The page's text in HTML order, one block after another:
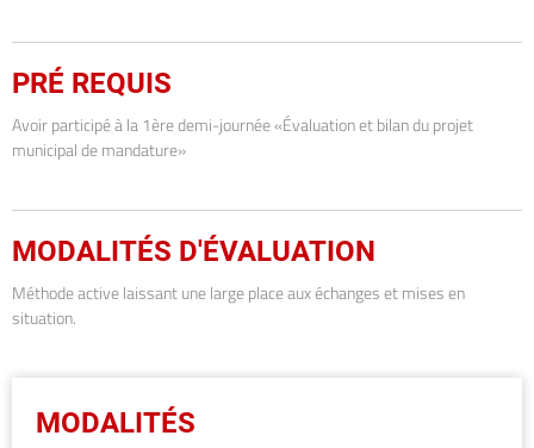
PRÉ REQUIS
Avoir participé à la 1ère demi-journée «Évaluation et bilan du projet
municipal de mandature»
MODALITÉS D'ÉVALUATION
Méthode active laissant une large place aux échanges et mises en
situation.
MODALITÉS